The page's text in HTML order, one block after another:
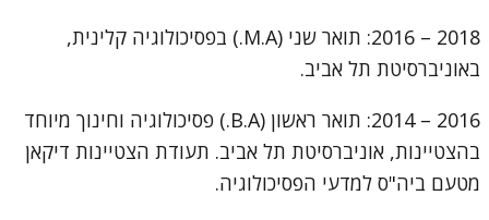
2018 – 2016: תואר שני (M.A.) בפסיכולוגיה קלינית,
באוניברסיטת תל אביב.
2016 – 2014: תואר ראשון (B.A.) פסיכולוגיה וחינוך מיוחד
בהצטיינות, אוניברסיטת תל אביב. תעודת הצטיינות דיקאן
מטעם ביה"ס למדעי הפסיכולוגיה.